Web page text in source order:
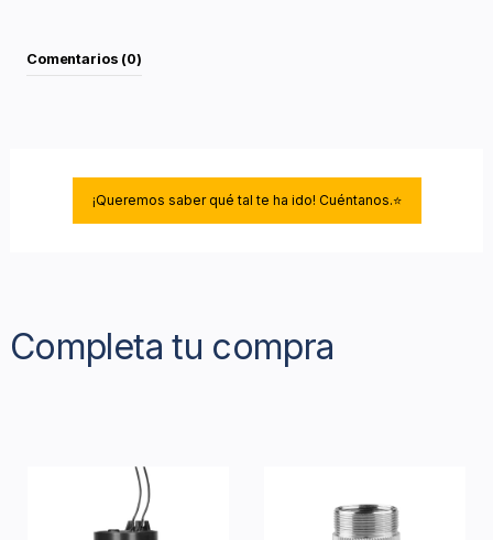
Comentarios (0)
¡Queremos saber qué tal te ha ido! Cuéntanos.⭐
Completa tu compra